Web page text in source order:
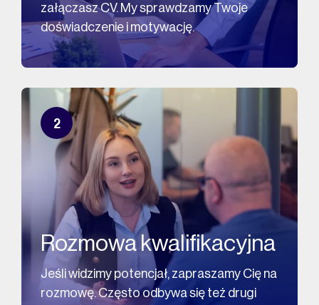
załączasz CV. My sprawdzamy Twoje
doświadczenie i motywację.
2
Rozmowa kwalifikacyjna
Jeśli widzimy potencjał, zapraszamy Cię na
rozmowę. Często odbywa się też drugi